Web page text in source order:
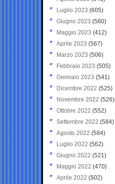
Luglio 2023 (605)
Giugno 2023 (560)
Maggio 2023 (412)
Aprile 2023 (567)
Marzo 2023 (506)
Febbraio 2023 (505)
Gennaio 2023 (541)
Dicembre 2022 (525)
Novembre 2022 (526)
Ottobre 2022 (552)
Settembre 2022 (584)
Agosto 2022 (584)
Luglio 2022 (562)
Giugno 2022 (521)
Maggio 2022 (470)
Aprile 2022 (502)